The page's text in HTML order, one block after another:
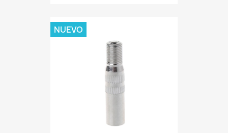
NUEVO